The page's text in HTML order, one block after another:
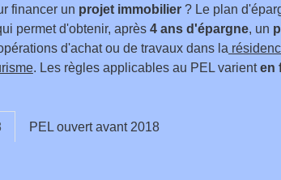
financer un projet immobilier? Le plan
permet d'obtenir, après 4 ans d'épargne, un
d'achat ou de travaux dans la
. Les règles applicables au PEL varienten
PEL ouvert avant 2018